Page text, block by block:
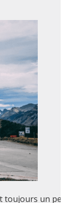
un peu